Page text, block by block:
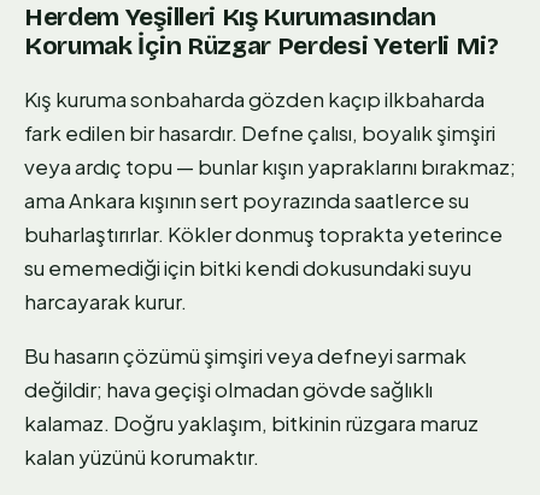
Herdem Yeşilleri Kış Kurumasından
Korumak İçin Rüzgar Perdesi Yeterli Mi?
Kış kuruma sonbaharda gözden kaçıp ilkbaharda
fark edilen bir hasardır. Defne çalısı, boyalık şimşiri
veya ardıç topu — bunlar kışın yapraklarını bırakmaz;
ama Ankara kışının sert poyrazında saatlerce su
buharlaştırırlar. Kökler donmuş toprakta yeterince
su ememediği için bitki kendi dokusundaki suyu
harcayarak kurur.
Bu hasarın çözümü şimşiri veya defneyi sarmak
değildir; hava geçişi olmadan gövde sağlıklı
kalamaz. Doğru yaklaşım, bitkinin rüzgara maruz
kalan yüzünü korumaktır.